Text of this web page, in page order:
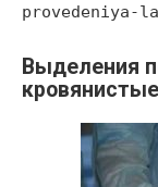
provedeniya-
Выделения